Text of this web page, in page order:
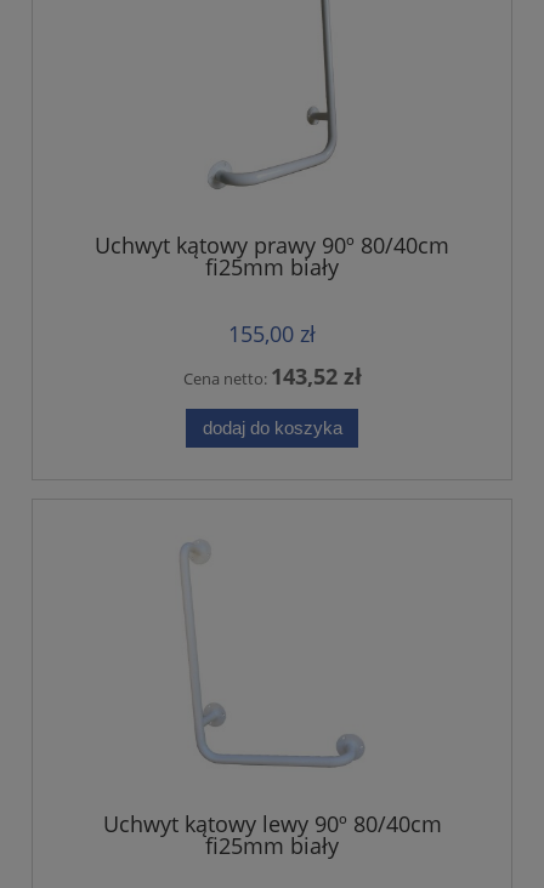
Uchwyt kątowy prawy 90º 80/40cm
fi25mm biały
155,00 zł
Cena netto: 143,52 zł
dodaj do koszyka
Uchwyt kątowy lewy 90º 80/40cm
fi25mm biały